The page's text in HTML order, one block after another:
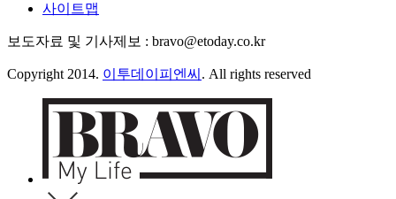
사이트맵
보도자료 및 기사제보 : bravo@etoday.co.kr
Copyright 2014. 이투데이피엔씨 . All rights reserved